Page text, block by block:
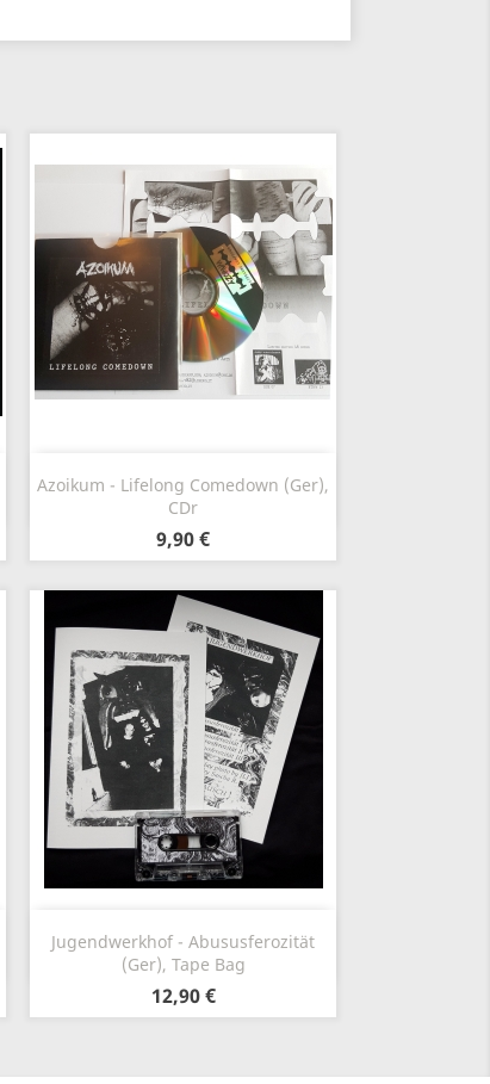
Azoikum - Lifelong Comedown (Ger),
CDr
9,90 €
Anteprima
Jugendwerkhof - Abususferozität
(Ger), Tape Bag
12,90 €
Anteprima